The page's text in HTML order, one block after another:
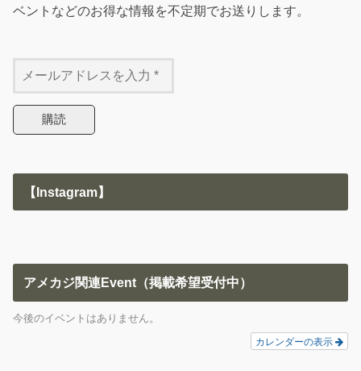
ベントなどのお得な情報を不定期でお送りします。
【Instagram】
アメカジ関連Event（掲載希望受付中）
今後のイベントはありません。
カレンダーの表示